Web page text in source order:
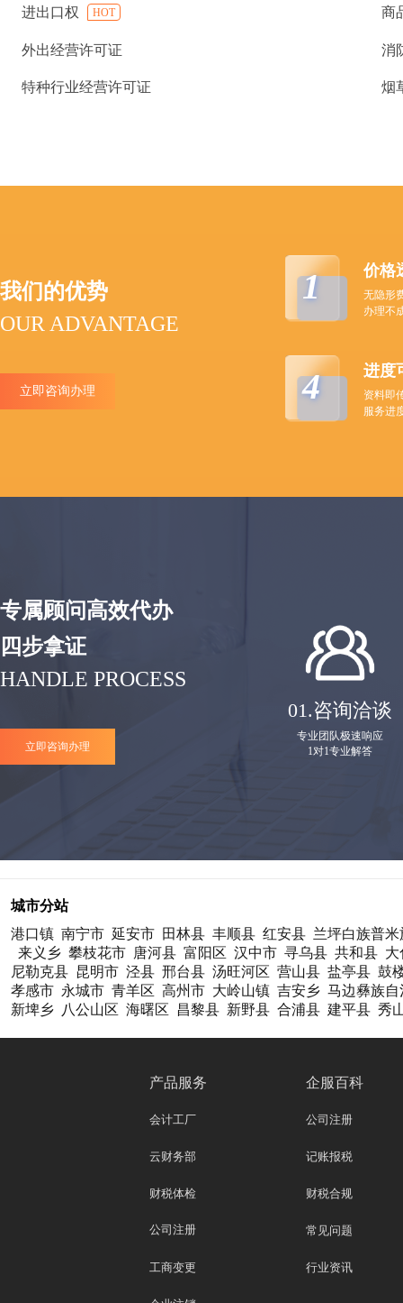
进出口权 HOT 商
外出经营许可证 消
特种行业经营许可证 烟
我们的优势
OUR ADVANTAGE
立即咨询办理
1 价格
无隐形
办理不
4 进度
资料即
服务进
专属顾问高效代办
四步拿证
HANDLE PROCESS
立即咨询办理
01.咨询洽谈
专业团队极速响应
1对1专业解答
城市分站
港口镇 南宁市 延安市 田林县 丰顺县 红安县 兰坪白族普
来义乡 攀枝花市 唐河县 富阳区 汉中市 寻乌县 共和县 大
尼勒克县 昆明市 泾县 邢台县 汤旺河区 营山县 盐亭县 鼓
孝感市 永城市 青羊区 高州市 大岭山镇 吉安乡 马边彝族自
新埤乡 八公山区 海曙区 昌黎县 新野县 合浦县 建平县 秀
产品服务
会计工厂
云财务部
财税体检
公司注册
工商变更
企服百科
公司注册
记账报税
财税合规
常见问题
行业资讯